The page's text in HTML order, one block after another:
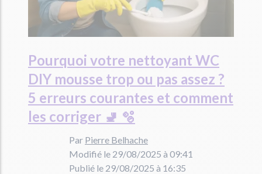
Pourquoi votre nettoyant WC
DIY mousse trop ou pas assez ?
5 erreurs courantes et comment
les corriger 🚽 🫧
Par Pierre Belhache
Modifié le 29/08/2025 à 09:41
Publié le 29/08/2025 à 16:35